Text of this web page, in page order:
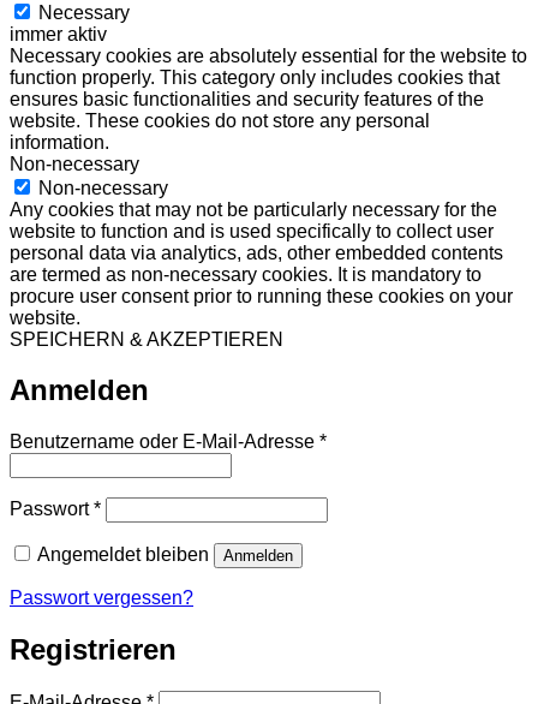
Necessary
immer aktiv
Necessary cookies are absolutely essential for the website to
function properly. This category only includes cookies that
ensures basic functionalities and security features of the
website. These cookies do not store any personal
information.
Non-necessary
Non-necessary
Any cookies that may not be particularly necessary for the
website to function and is used specifically to collect user
personal data via analytics, ads, other embedded contents
are termed as non-necessary cookies. It is mandatory to
procure user consent prior to running these cookies on your
website.
SPEICHERN & AKZEPTIEREN
Anmelden
Benutzername oder E-Mail-Adresse *Erforderlich
Passwort*Erforderlich
Angemeldet bleiben Anmelden
Passwort vergessen?
Registrieren